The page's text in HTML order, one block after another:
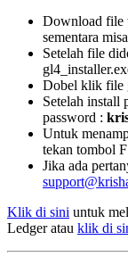
Download file
sementara
Setelah file
Dobel klik file
Setelah install
password :
Untuk
tekan tombol
Jika ada
Klik di sini untuk
Ledger atau klik di